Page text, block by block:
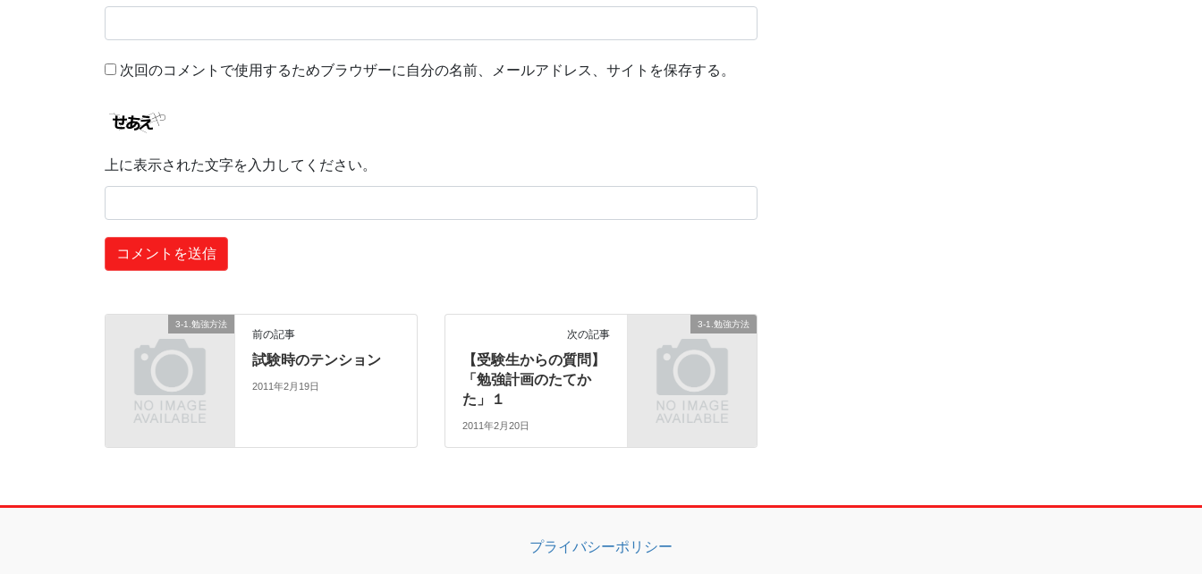
次回のコメントで使用するためブラウザーに自分の名前、メールアドレス、サイトを保存する。
上に表示された文字を入力してください。
3-1.勉強方法
前の記事
試験時のテンション
2011年2月19日
3-1.勉強方法
次の記事
【受験生からの質問】
「勉強計画のたてか
た」１
2011年2月20日
プライバシーポリシー